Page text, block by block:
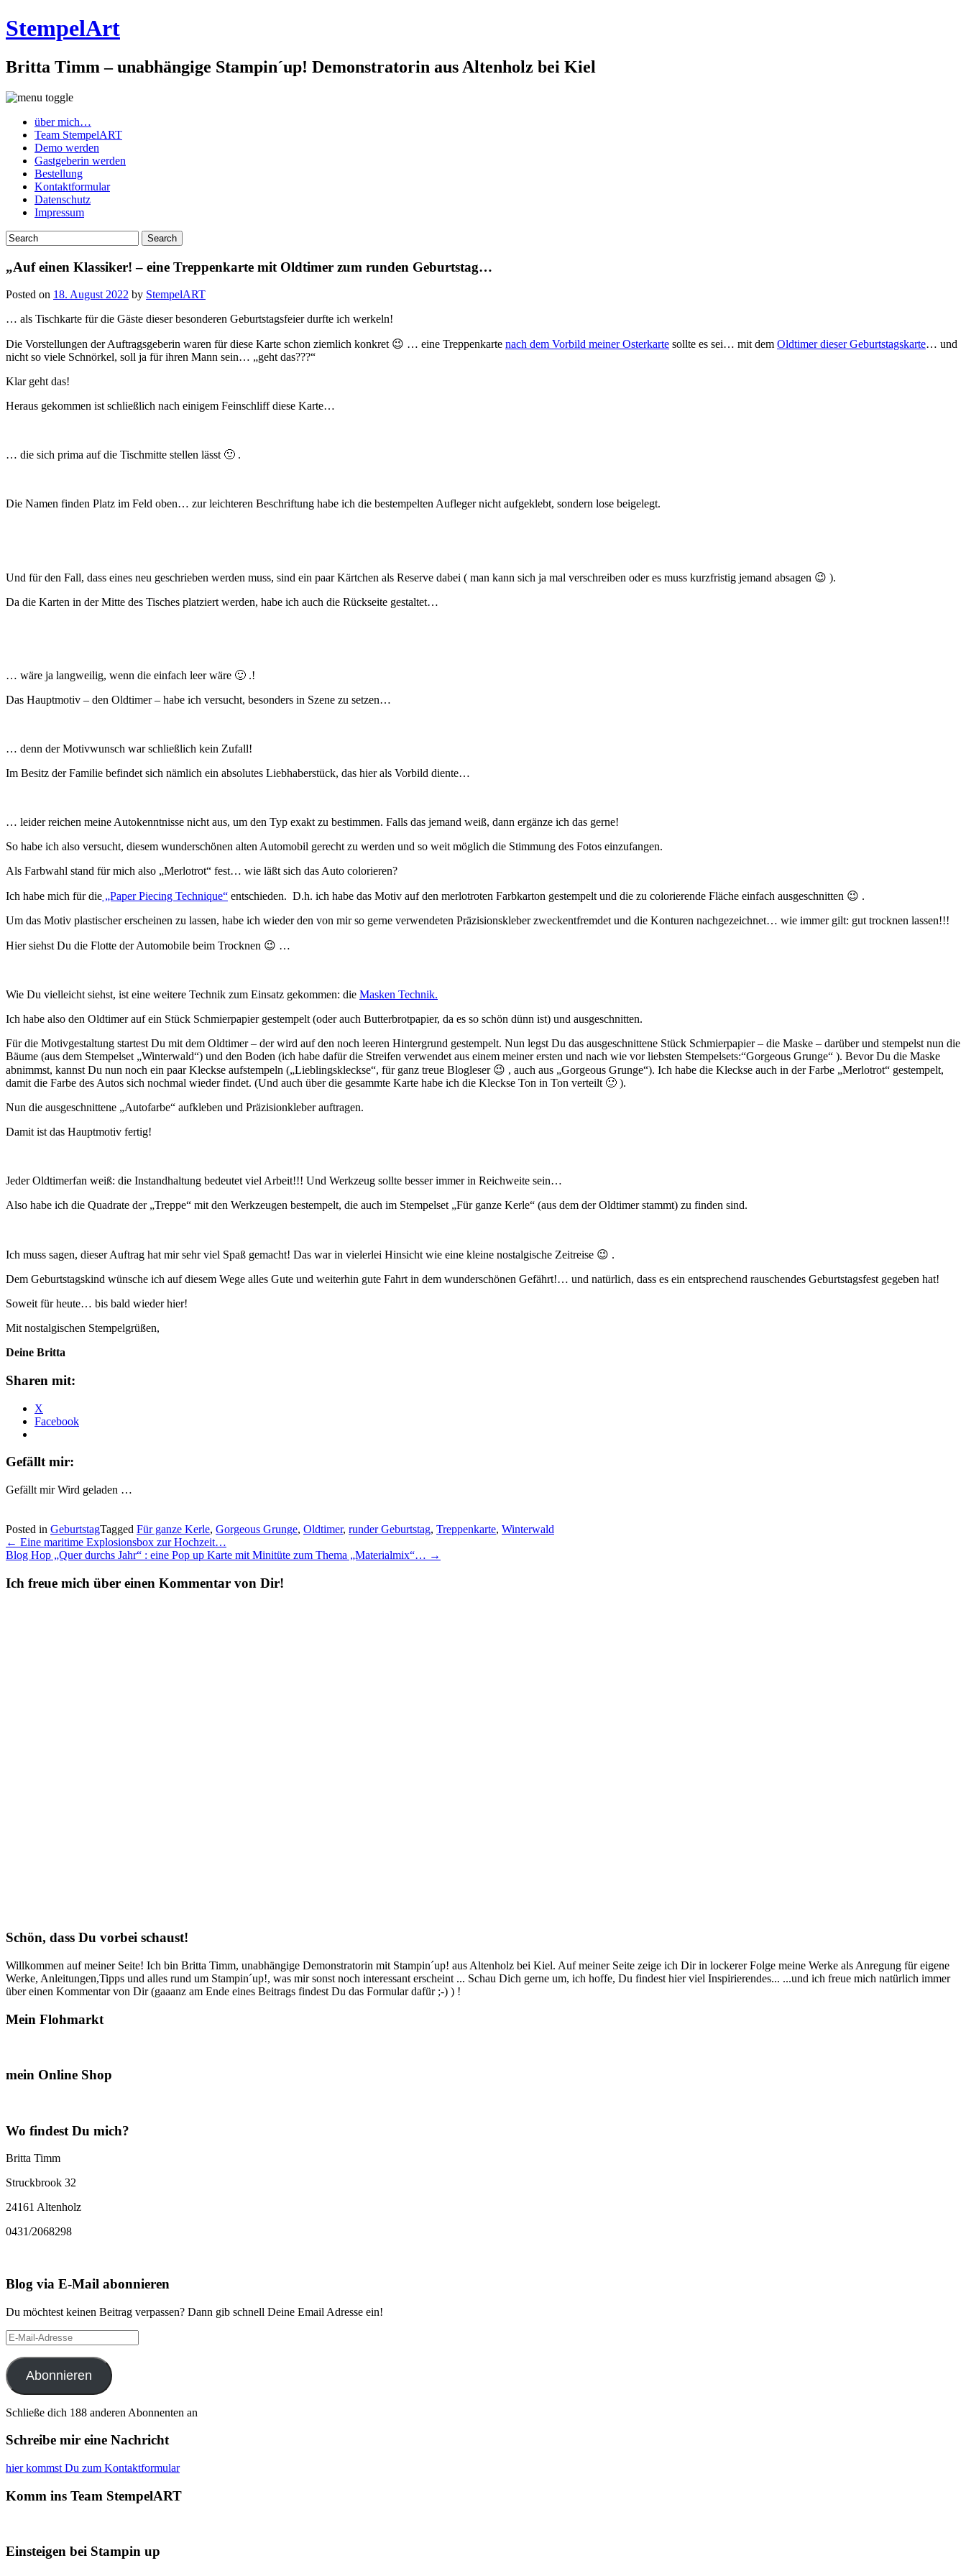
StempelArt
Britta Timm – unabhängige Stampin´up! Demonstratorin aus Altenholz bei Kiel
über mich…
Team StempelART
Demo werden
Gastgeberin werden
Bestellung
Kontaktformular
Datenschutz
Impressum
„Auf einen Klassiker! – eine Treppenkarte mit Oldtimer zum runden Geburtstag…
Posted on 18. August 2022 by StempelART
… als Tischkarte für die Gäste dieser besonderen Geburtstagsfeier durfte ich werkeln!
Die Vorstellungen der Auftragsgeberin waren für diese Karte schon ziemlich konkret 😉 … eine Treppenkarte nach dem Vorbild meiner Osterkarte sollte es sei… mit dem Oldtimer dieser Geburtstagskarte… und
nicht so viele Schnörkel, soll ja für ihren Mann sein… „geht das???“
Klar geht das!
Heraus gekommen ist schließlich nach einigem Feinschliff diese Karte…
… die sich prima auf die Tischmitte stellen lässt 🙂 .
Die Namen finden Platz im Feld oben… zur leichteren Beschriftung habe ich die bestempelten Aufleger nicht aufgeklebt, sondern lose beigelegt.
Und für den Fall, dass eines neu geschrieben werden muss, sind ein paar Kärtchen als Reserve dabei ( man kann sich ja mal verschreiben oder es muss kurzfristig jemand absagen 😉 ).
Da die Karten in der Mitte des Tisches platziert werden, habe ich auch die Rückseite gestaltet…
… wäre ja langweilig, wenn die einfach leer wäre 🙂 .!
Das Hauptmotiv – den Oldtimer – habe ich versucht, besonders in Szene zu setzen…
… denn der Motivwunsch war schließlich kein Zufall!
Im Besitz der Familie befindet sich nämlich ein absolutes Liebhaberstück, das hier als Vorbild diente…
… leider reichen meine Autokenntnisse nicht aus, um den Typ exakt zu bestimmen. Falls das jemand weiß, dann ergänze ich das gerne!
So habe ich also versucht, diesem wunderschönen alten Automobil gerecht zu werden und so weit möglich die Stimmung des Fotos einzufangen.
Als Farbwahl stand für mich also „Merlotrot“ fest… wie läßt sich das Auto colorieren?
Ich habe mich für die „Paper Piecing Technique“ entschieden. D.h. ich habe das Motiv auf den merlotroten Farbkarton gestempelt und die zu colorierende Fläche einfach ausgeschnitten 😉 .
Um das Motiv plastischer erscheinen zu lassen, habe ich wieder den von mir so gerne verwendeten Präzisionskleber zweckentfremdet und die Konturen nachgezeichnet… wie immer gilt: gut trocknen lassen!!!
Hier siehst Du die Flotte der Automobile beim Trocknen 😉 …
Wie Du vielleicht siehst, ist eine weitere Technik zum Einsatz gekommen: die Masken Technik.
Ich habe also den Oldtimer auf ein Stück Schmierpapier gestempelt (oder auch Butterbrotpapier, da es so schön dünn ist) und ausgeschnitten.
Für die Motivgestaltung startest Du mit dem Oldtimer – der wird auf den noch leeren Hintergrund gestempelt. Nun legst Du das ausgeschnittene Stück Schmierpapier – die Maske – darüber und stempelst nun die
Bäume (aus dem Stempelset „Winterwald“) und den Boden (ich habe dafür die Streifen verwendet aus einem meiner ersten und nach wie vor liebsten Stempelsets:“Gorgeous Grunge“ ). Bevor Du die Maske
abnimmst, kannst Du nun noch ein paar Kleckse aufstempeln („Lieblingskleckse“, für ganz treue Blogleser 😉 , auch aus „Gorgeous Grunge“). Ich habe die Kleckse auch in der Farbe „Merlotrot“ gestempelt,
damit die Farbe des Autos sich nochmal wieder findet. (Und auch über die gesammte Karte habe ich die Kleckse Ton in Ton verteilt 🙂 ).
Nun die ausgeschnittene „Autofarbe“ aufkleben und Präzisionkleber auftragen.
Damit ist das Hauptmotiv fertig!
Jeder Oldtimerfan weiß: die Instandhaltung bedeutet viel Arbeit!!! Und Werkzeug sollte besser immer in Reichweite sein…
Also habe ich die Quadrate der „Treppe“ mit den Werkzeugen bestempelt, die auch im Stempelset „Für ganze Kerle“ (aus dem der Oldtimer stammt) zu finden sind.
Ich muss sagen, dieser Auftrag hat mir sehr viel Spaß gemacht! Das war in vielerlei Hinsicht wie eine kleine nostalgische Zeitreise 😉 .
Dem Geburtstagskind wünsche ich auf diesem Wege alles Gute und weiterhin gute Fahrt in dem wunderschönen Gefährt!… und natürlich, dass es ein entsprechend rauschendes Geburtstagsfest gegeben hat!
Soweit für heute… bis bald wieder hier!
Mit nostalgischen Stempelgrüßen,
Deine Britta
Sharen mit:
X
Facebook
Gefällt mir:
Gefällt mir Wird geladen …
Posted in GeburtstagTagged Für ganze Kerle, Gorgeous Grunge, Oldtimer, runder Geburtstag, Treppenkarte, Winterwald
Post
navigation
← Eine maritime Explosionsbox zur Hochzeit…
Blog Hop „Quer durchs Jahr“ : eine Pop up Karte mit Minitüte zum Thema „Materialmix“… →
Ich freue mich über einen Kommentar von Dir!
Schön, dass Du vorbei schaust!
Willkommen auf meiner Seite! Ich bin Britta Timm, unabhängige Demonstratorin mit Stampin´up! aus Altenholz bei Kiel. Auf meiner Seite zeige ich Dir in lockerer Folge meine Werke als Anregung für eigene
Werke, Anleitungen,Tipps und alles rund um Stampin´up!, was mir sonst noch interessant erscheint ... Schau Dich gerne um, ich hoffe, Du findest hier viel Inspirierendes... ...und ich freue mich natürlich immer
über einen Kommentar von Dir (gaaanz am Ende eines Beitrags findest Du das Formular dafür ;-) ) !
Mein Flohmarkt
mein Online Shop
Wo findest Du mich?
Britta Timm
Struckbrook 32
24161 Altenholz
0431/2068298
Blog via E-Mail abonnieren
Du möchtest keinen Beitrag verpassen? Dann gib schnell Deine Email Adresse ein!
E-
Mail-
Adresse
Abonnieren
Schließe dich 188 anderen Abonnenten an
Schreibe mir eine Nachricht
hier kommst Du zum Kontaktformular
Komm ins Team StempelART
Einsteigen bei Stampin up